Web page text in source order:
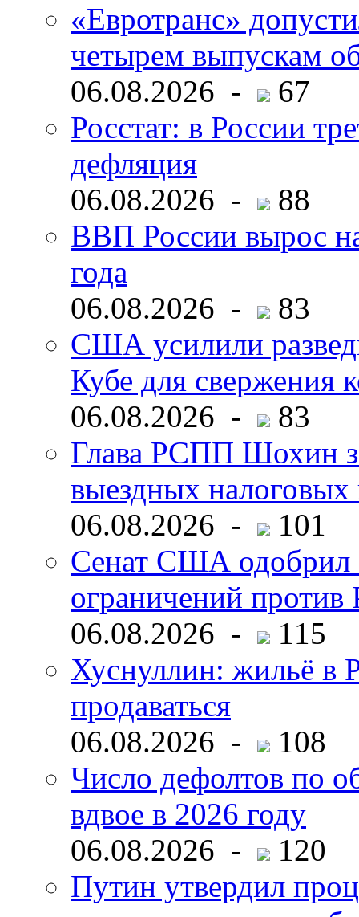
«Евротранс»
четырем выпускам
06.08.2026 -
67
Росстат: в России
дефляция
06.08.2026 -
88
ВВП России вырос
года
06.08.2026 -
83
США усилили
Кубе для свержения
06.08.2026 -
83
Глава РСПП Шохин
выездных налоговых
06.08.2026 -
101
Сенат США одобрил
ограничений
06.08.2026 -
115
Хуснуллин: жильё в
продаваться
06.08.2026 -
108
Число дефолтов по
вдвое в 2026 году
06.08.2026 -
120
Путин утвердил